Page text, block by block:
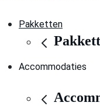
Pakketten
Accommodaties